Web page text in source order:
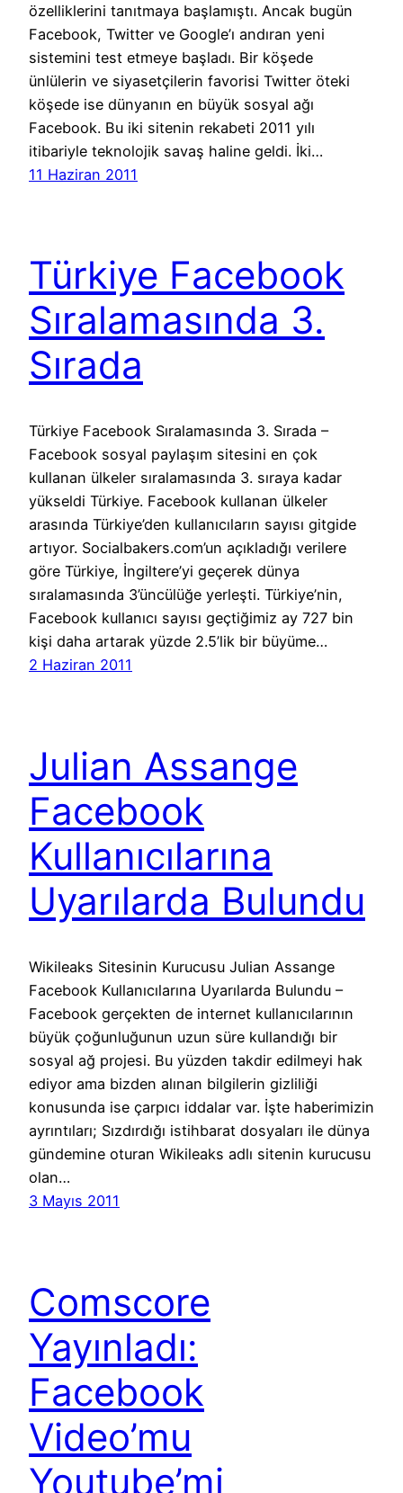
özelliklerini tanıtmaya başlamıştı. Ancak bugün
Facebook, Twitter ve Google’ı andıran yeni
sistemini test etmeye başladı. Bir köşede
ünlülerin ve siyasetçilerin favorisi Twitter öteki
köşede ise dünyanın en büyük sosyal ağı
Facebook. Bu iki sitenin rekabeti 2011 yılı
itibariyle teknolojik savaş haline geldi. İki…
11 Haziran 2011
Türkiye Facebook
Sıralamasında 3.
Sırada
Türkiye Facebook Sıralamasında 3. Sırada –
Facebook sosyal paylaşım sitesini en çok
kullanan ülkeler sıralamasında 3. sıraya kadar
yükseldi Türkiye. Facebook kullanan ülkeler
arasında Türkiye’den kullanıcıların sayısı gitgide
artıyor. Socialbakers.com’un açıkladığı verilere
göre Türkiye, İngiltere’yi geçerek dünya
sıralamasında 3’üncülüğe yerleşti. Türkiye’nin,
Facebook kullanıcı sayısı geçtiğimiz ay 727 bin
kişi daha artarak yüzde 2.5’lik bir büyüme…
2 Haziran 2011
Julian Assange
Facebook
Kullanıcılarına
Uyarılarda Bulundu
Wikileaks Sitesinin Kurucusu Julian Assange
Facebook Kullanıcılarına Uyarılarda Bulundu –
Facebook gerçekten de internet kullanıcılarının
büyük çoğunluğunun uzun süre kullandığı bir
sosyal ağ projesi. Bu yüzden takdir edilmeyi hak
ediyor ama bizden alınan bilgilerin gizliliği
konusunda ise çarpıcı iddalar var. İşte haberimizin
ayrıntıları; Sızdırdığı istihbarat dosyaları ile dünya
gündemine oturan Wikileaks adlı sitenin kurucusu
olan…
3 Mayıs 2011
Comscore
Yayınladı:
Facebook
Video’mu
Youtube’mi